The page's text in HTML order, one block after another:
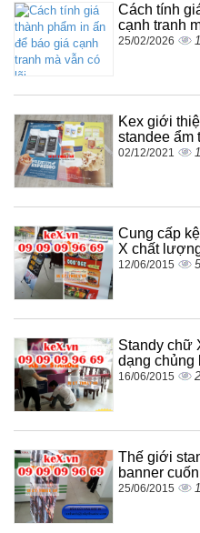
Cách tính
cạnh tranh
25/02/2026
Kex giới
standee ẩm
02/12/2021
Cung cấp
X chất
12/06/2015
Standy chữ
dạng chủng
16/06/2015
Thế giới
banner cuốn
25/06/2015